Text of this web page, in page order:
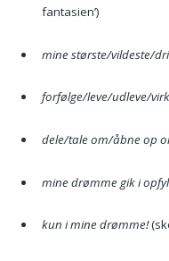
fantasien’)
mine største/vildeste/
forfølge/leve/udleve/
dele/tale om/åbne op
mine drømme gik i
kun i mine drømme!